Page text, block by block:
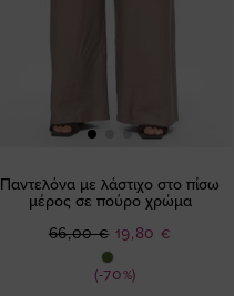
Παντελόνα με λάστιχο στο πίσω
μέρος σε πούρο χρώμα
(-70%)
Ειδική
19,80 €
66,00 €